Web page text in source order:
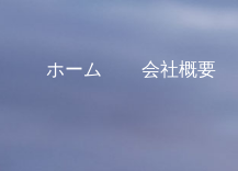
ホーム 会社概要